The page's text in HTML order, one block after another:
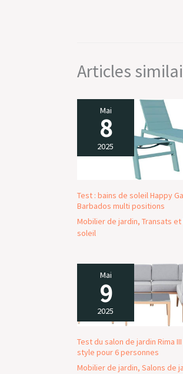
Articles
Mai
8
2025
Test : bains de soleil Happy
Barbados multi positions
Mobilier de jardin, Transats
soleil
Mai
9
2025
Test du salon de jardin Rima
style pour 6 personnes
Mobilier de jardin, Salons de